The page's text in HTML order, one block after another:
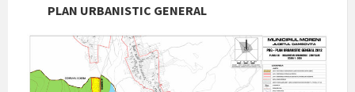
PLAN URBANISTIC GENERAL